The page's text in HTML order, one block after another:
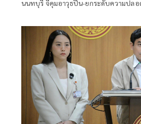
นนทบุรี จี้คุมอาวุธปืน-ยกระดับความปลอ